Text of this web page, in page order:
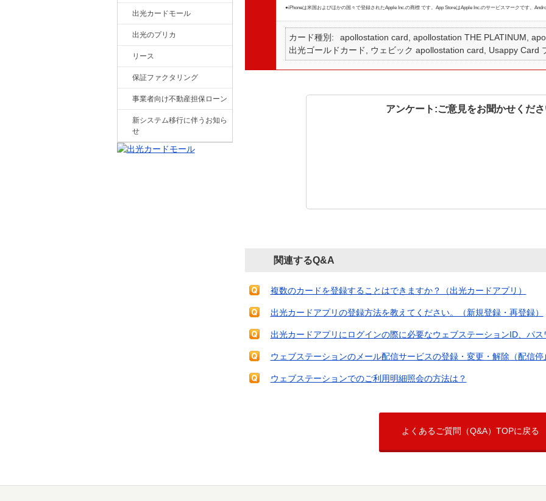
出光カードモール
出光のプリカ
リース
保証ファクタリング
事業者向け不動産担保ローン
新システム移行に伴うお知ら
せ
●iPhoneは米国およびほかの国々で登録されたApple Inc.の商標 です。App StoreはApple Inc.のサービスマークです。
カード種別
apollostation card, apollostation THE PLATINUM,
出光ゴールドカード, ウェビック apollostation card, Usappy Card
アンケート:ご意見をお聞かせくだ
関連するQ&A
複数のカードを登録することはできますか？（出光カードアプリ）
出光カードアプリの登録方法を教えてください。（新規登録・再登録）
出光カードアプリにログインの際に必要なウェブステーションID、パス
ウェブステーションのメール配信サービスの登録・変更・解除（配信停
ウェブステーションでのご利用明細照会の方法は？
よくあるご質問（Q&A）TOPに戻る